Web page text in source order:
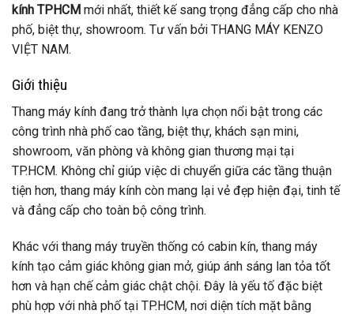
kính TPHCM mới nhất, thiết kế sang trọng đẳng cấp cho nhà
phố, biệt thự, showroom. Tư vấn bởi THANG MÁY KENZO
VIỆT NAM.
Giới thiệu
Thang máy kính đang trở thành lựa chọn nổi bật trong các
công trình nhà phố cao tầng, biệt thự, khách sạn mini,
showroom, văn phòng và không gian thương mại tại
TP.HCM. Không chỉ giúp việc di chuyển giữa các tầng thuận
tiện hơn, thang máy kính còn mang lại vẻ đẹp hiện đại, tinh tế
và đẳng cấp cho toàn bộ công trình.
Khác với thang máy truyền thống có cabin kín, thang máy
kính tạo cảm giác không gian mở, giúp ánh sáng lan tỏa tốt
hơn và hạn chế cảm giác chật chội. Đây là yếu tố đặc biệt
phù hợp với nhà phố tại TP.HCM, nơi diện tích mặt bằng